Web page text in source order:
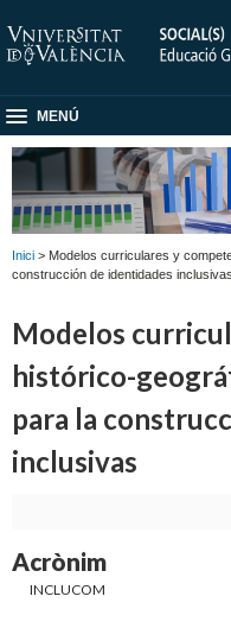
MENÚ
Inici > Modelos curriculares y
construcción de identidades inclusivas
Modelos
histórico-
para la
inclusivas
Acrònim
INCLUCOM